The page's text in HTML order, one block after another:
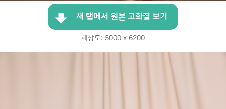
새 탭에서 원본 고화질 보기
해상도: 5000 x 6200